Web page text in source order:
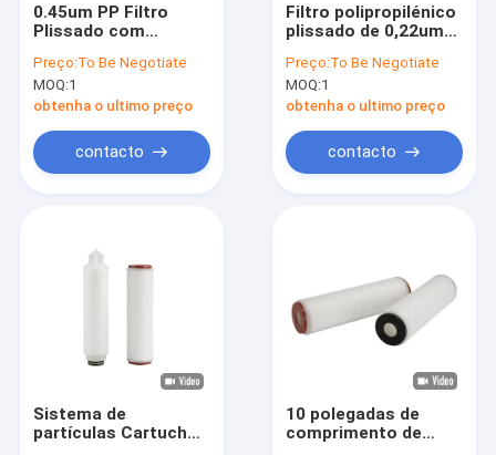
Produtos
Espetáculo VR
0.45um PP Filtro
Plissado com
End Poros Tamanho
0.1um-60um
Temperatura máxima
Preço:To Be Negotiate
MOQ:1
obtenha o ultimo preço
contacto
Filtro polipropilénico
plissado de 0,22um
industriais de
filtragem
Preço:To Be Negotiate
MOQ:1
obtenha o ultimo preço
contacto
Sistema de
partículas Cartucho
10 polegadas de
comprimento de